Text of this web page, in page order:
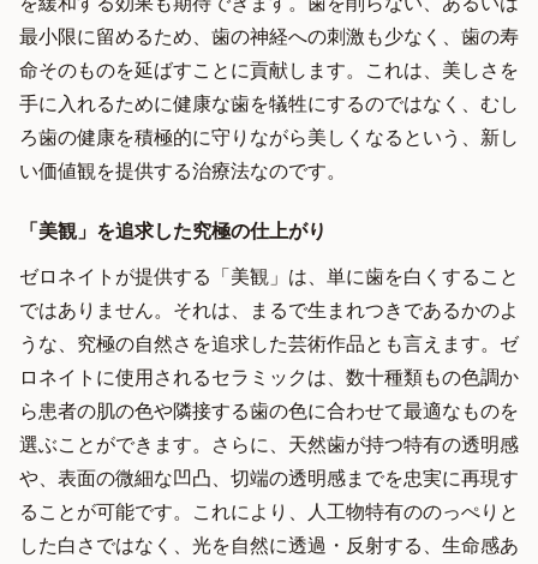
最小限に留めるため、歯の神経への刺激も少なく、歯の寿
命そのものを延ばすことに貢献します。これは、美しさを
手に入れるために健康な歯を犠牲にするのではなく、むし
ろ歯の健康を積極的に守りながら美しくなるという、新し
い価値観を提供する治療法なのです。
「美観」を追求した究極の仕上がり
ゼロネイトが提供する「美観」は、単に歯を白くすること
ではありません。それは、まるで生まれつきであるかのよ
うな、究極の自然さを追求した芸術作品とも言えます。ゼ
ロネイトに使用されるセラミックは、数十種類もの色調か
ら患者の肌の色や隣接する歯の色に合わせて最適なものを
選ぶことができます。さらに、天然歯が持つ特有の透明感
や、表面の微細な凹凸、切端の透明感までを忠実に再現す
ることが可能です。これにより、人工物特有ののっぺりと
した白さではなく、光を自然に透過・反射する、生命感あ